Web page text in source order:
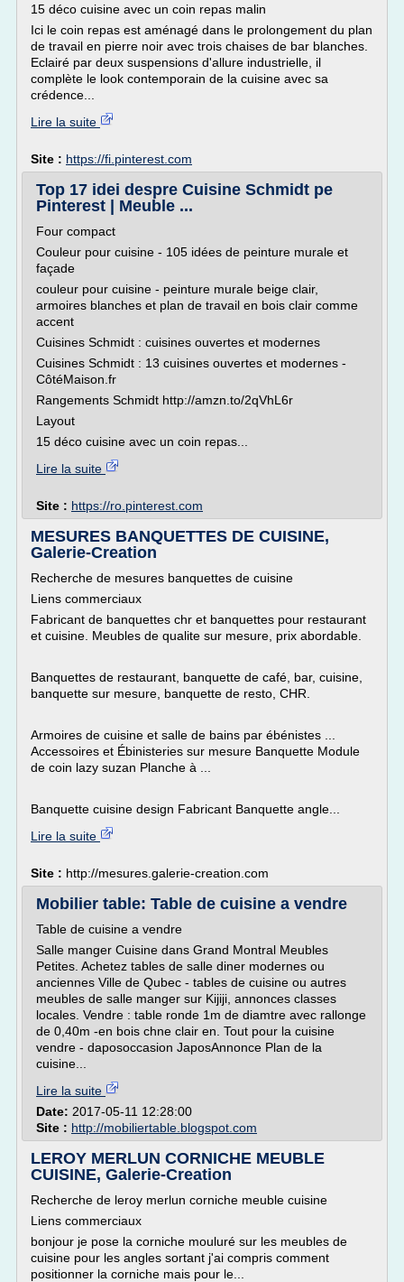
15 déco cuisine avec un coin repas malin
Ici le coin repas est aménagé dans le prolongement du plan
de travail en pierre noir avec trois chaises de bar blanches.
Eclairé par deux suspensions d'allure industrielle, il
complète le look contemporain de la cuisine avec sa
crédence...
Lire la suite
Site : https://fi.pinterest.com
Top 17 idei despre Cuisine Schmidt pe
Pinterest | Meuble ...
Four compact
Couleur pour cuisine - 105 idées de peinture murale et
façade
couleur pour cuisine - peinture murale beige clair,
armoires blanches et plan de travail en bois clair comme
accent
Cuisines Schmidt : cuisines ouvertes et modernes
Cuisines Schmidt : 13 cuisines ouvertes et modernes -
CôtéMaison.fr
Rangements Schmidt http://amzn.to/2qVhL6r
Layout
15 déco cuisine avec un coin repas...
Lire la suite
Site : https://ro.pinterest.com
MESURES BANQUETTES DE CUISINE,
Galerie-Creation
Recherche de mesures banquettes de cuisine
Liens commerciaux
Fabricant de banquettes chr et banquettes pour restaurant
et cuisine. Meubles de qualite sur mesure, prix abordable.
Banquettes de restaurant, banquette de café, bar, cuisine,
banquette sur mesure, banquette de resto, CHR.
Armoires de cuisine et salle de bains par ébénistes ...
Accessoires et Ébinisteries sur mesure Banquette Module
de coin lazy suzan Planche à ...
Banquette cuisine design Fabricant Banquette angle...
Lire la suite
Site : http://mesures.galerie-creation.com
Mobilier table: Table de cuisine a vendre
Table de cuisine a vendre
Salle manger Cuisine dans Grand Montral Meubles
Petites. Achetez tables de salle diner modernes ou
anciennes Ville de Qubec - tables de cuisine ou autres
meubles de salle manger sur Kijiji, annonces classes
locales. Vendre : table ronde 1m de diamtre avec rallonge
de 0,40m -en bois chne clair en. Tout pour la cuisine
vendre - daposoccasion JaposAnnonce Plan de la
cuisine...
Lire la suite
Date: 2017-05-11 12:28:00
Site : http://mobiliertable.blogspot.com
LEROY MERLUN CORNICHE MEUBLE
CUISINE, Galerie-Creation
Recherche de leroy merlun corniche meuble cuisine
Liens commerciaux
bonjour je pose la corniche mouluré sur les meubles de
cuisine pour les angles sortant j'ai compris comment
positionner la corniche mais pour le...